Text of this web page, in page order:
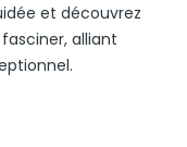
et découvrez
alliant